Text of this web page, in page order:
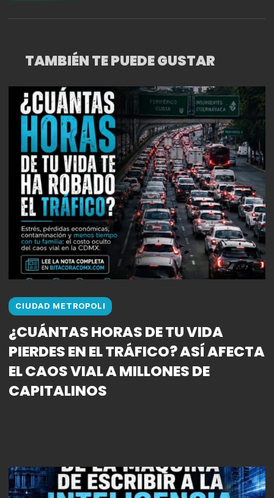
TAMBIÉN TE PUEDE GUSTAR
CIUDAD METROPOLI
¿CUÁNTAS HORAS DE TU VIDA
PIERDES EN EL TRÁFICO? ASÍ AFECTA
EL CAOS VIAL A MILLONES DE
CAPITALINOS